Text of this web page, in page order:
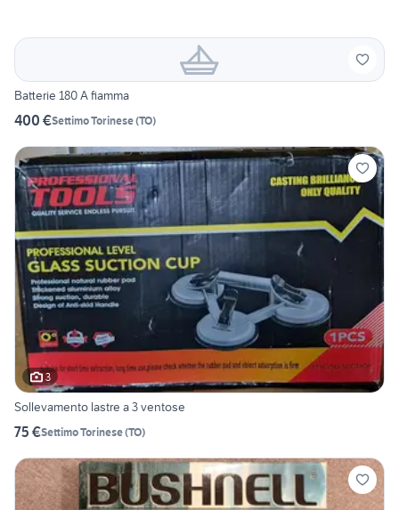
Batterie 180 A fiamma
400 €Settimo Torinese(TO)
3
Sollevamento lastre a 3 ventose
75 €Settimo Torinese(TO)